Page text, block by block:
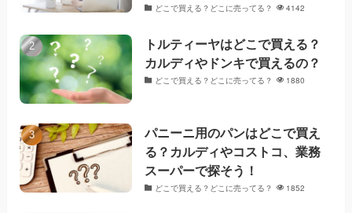
どこで買える？どこに売ってる？ 4142
トルティーヤはどこで買える？
カルディやドンキで買えるの？
どこで買える？どこに売ってる？ 1880
パニーニ用のパンはどこで買え
る？カルディやコストコ、業務
スーパーで探そう！
どこで買える？どこに売ってる？ 1852